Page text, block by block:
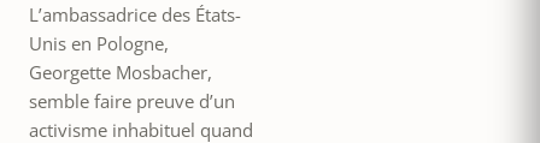
L’ambassadrice des États-
Unis en Pologne,
Georgette Mosbacher,
semble faire preuve d’un
activisme inhabituel quand